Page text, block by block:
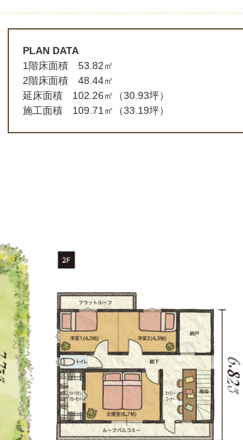
PLAN DATA
1階床面積 53.82㎡
2階床面積 48.44㎡
延床面積 102.26㎡（30.93坪）
施工面積 109.71㎡（33.19坪）